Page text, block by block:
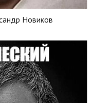
Новиков